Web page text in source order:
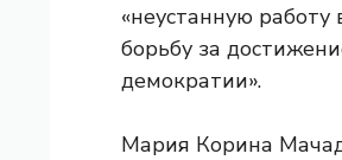
«неустанную
борьбу за
демократии».
Мария Корина